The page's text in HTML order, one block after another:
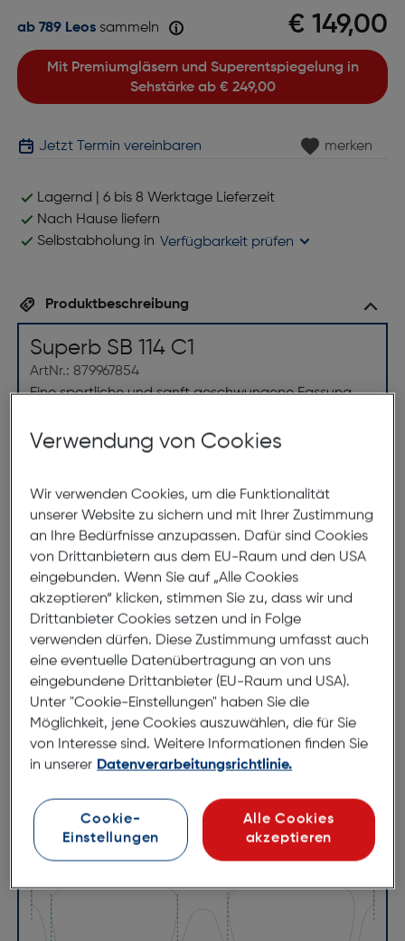
€ 149,00
ab 789 Leossammeln
Mit Premiumgläsern und Superentspiegelung in
Sehstärke ab € 249,00
Jetzt Termin vereinbaren merken
Lagernd | 6 bis 8 Werktage Lieferzeit
Nach Hause liefern
Selbstabholung in Verfügbarkeit prüfen
Produktbeschreibung
Superb SB 114 C1
ArtNr.: 879967854
Eine sportliche und sanft geschwungene Fassung
eignet sich besonders für Brillenträgerinnen deren
Fassung freundlich und unaufdringlich. Diese
Eigenschaften machen die Brille zur perfekten Wahl
für Brillenträgerinnen die sich vom Grau des Alltages
abheben wollen, sowie qualitativ hochwertige, und
nachhaltige Verarbeitungsqualität schätzen.
Abmessungen
Brillenbreite:136mm
Steg:19mm
Glasbreite:
53mm
(individuell ausrichtbar)
136mm
Verwendung von Cookies
Wir verwenden Cookies, um die Funktionalität
unserer Website zu sichern und mit Ihrer Zustimmung
an Ihre Bedürfnisse anzupassen. Dafür sind Cookies
von Drittanbietern aus dem EU-Raum und den USA
eingebunden. Wenn Sie auf „Alle Cookies
akzeptieren“ klicken, stimmen Sie zu, dass wir und
Drittanbieter Cookies setzen und in Folge
verwenden dürfen. Diese Zustimmung umfasst auch
eine eventuelle Datenübertragung an von uns
eingebundene Drittanbieter (EU-Raum und USA).
Unter "Cookie-Einstellungen" haben Sie die
Möglichkeit, jene Cookies auszuwählen, die für Sie
von Interesse sind. Weitere Informationen finden Sie
in unserer Datenverarbeitungsrichtlinie.
Cookie-
Einstellungen
Alle Cookies
akzeptieren